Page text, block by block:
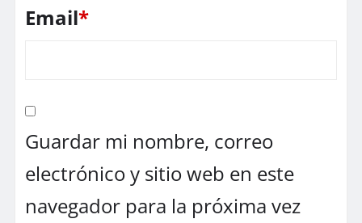
Email*
Guardar mi nombre, correo
electrónico y sitio web en este
navegador para la próxima vez